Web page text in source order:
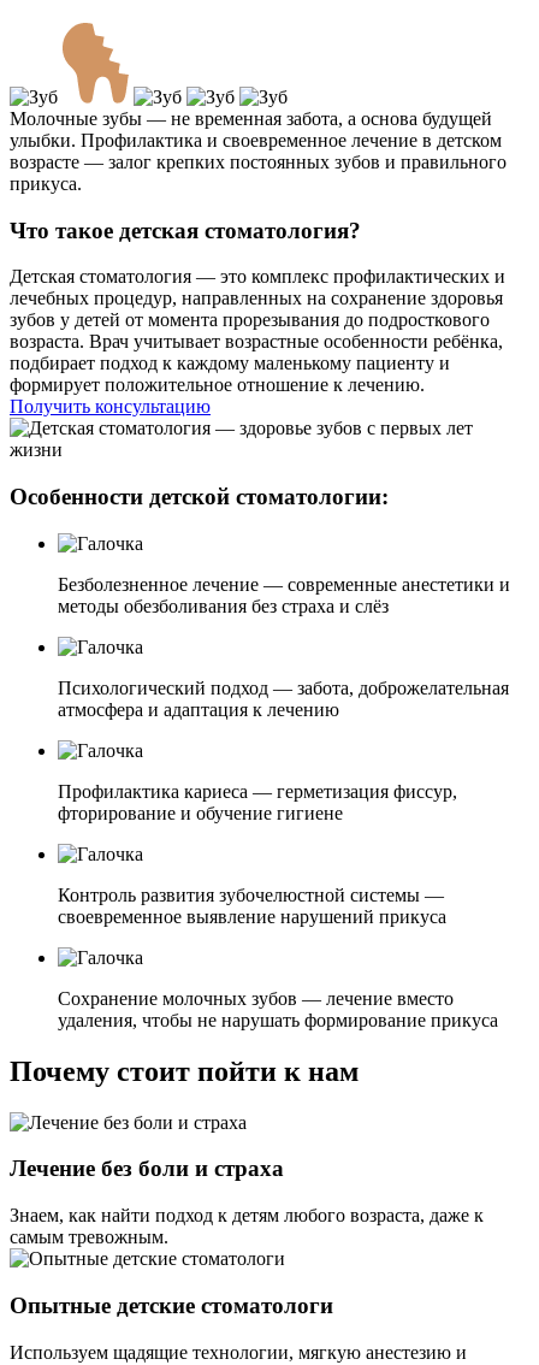
Молочные зубы — не временная забота, а основа будущей
улыбки. Профилактика и своевременное лечение в детском
возрасте — залог крепких постоянных зубов и правильного
прикуса.
Что такое детская стоматология?
Детская стоматология — это комплекс профилактических и
лечебных процедур, направленных на сохранение здоровья
зубов у детей от момента прорезывания до подросткового
возраста. Врач учитывает возрастные особенности ребёнка,
подбирает подход к каждому маленькому пациенту и
формирует положительное отношение к лечению.
Получить консультацию
Особенности детской стоматологии:
Безболезненное лечение — современные анестетики и
методы обезболивания без страха и слёз
Психологический подход — забота, доброжелательная
атмосфера и адаптация к лечению
Профилактика кариеса — герметизация фиссур,
фторирование и обучение гигиене
Контроль развития зубочелюстной системы —
своевременное выявление нарушений прикуса
Сохранение молочных зубов — лечение вместо
удаления, чтобы не нарушать формирование прикуса
Почему стоит пойти к нам
Лечение без боли и страха
Знаем, как найти подход к детям любого возраста, даже к
самым тревожным.
Опытные детские стоматологи
Используем щадящие технологии, мягкую анестезию и